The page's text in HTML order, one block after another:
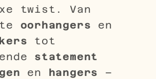
twist. Van
oorhangers en
tot
statement
en hangers –